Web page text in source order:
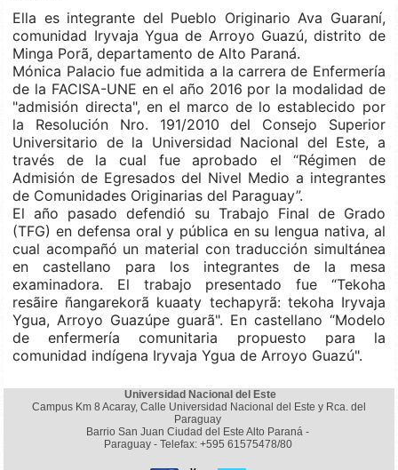
Ella es integrante del Pueblo Originario Ava Guaraní,
comunidad Iryvaja Ygua de Arroyo Guazú, distrito de
Minga Porã, departamento de Alto Paraná.
Mónica Palacio fue admitida a la carrera de Enfermería
de la FACISA-UNE en el año 2016 por la modalidad de
"admisión directa", en el marco de lo establecido por
la Resolución Nro. 191/2010 del Consejo Superior
Universitario de la Universidad Nacional del Este, a
través de la cual fue aprobado el “Régimen de
Admisión de Egresados del Nivel Medio a integrantes
de Comunidades Originarias del Paraguay”.
El año pasado defendió su Trabajo Final de Grado
(TFG) en defensa oral y pública en su lengua nativa, al
cual acompañó un material con traducción simultánea
en castellano para los integrantes de la mesa
examinadora. El trabajo presentado fue “Tekoha
resãire ñangarekorã kuaaty techapyrã: tekoha Iryvaja
Ygua, Arroyo Guazúpe guarã". En castellano “Modelo
de enfermería comunitaria propuesto para la
comunidad indígena Iryvaja Ygua de Arroyo Guazú".
Universidad Nacional del Este
Campus Km 8 Acaray, Calle Universidad Nacional del Este y Rca. del
Paraguay
Barrio San Juan Ciudad del Este Alto Paraná -
Paraguay - Telefax: +595 61575478/80